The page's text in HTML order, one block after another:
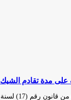
على مدة تقادم الشيك